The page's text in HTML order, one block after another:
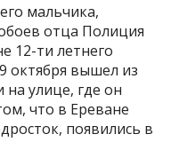
мальчика,
отца Полиция
12-ти летнего
октября вышел из
улице, где он
что в Ереване
появились в